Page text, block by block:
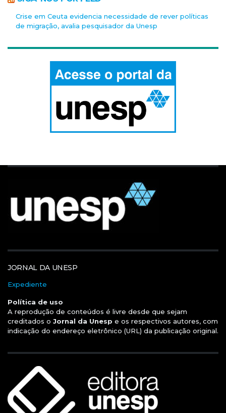
Crise em Ceuta evidencia necessidade de rever políticas
de migração, avalia pesquisador da Unesp
JORNAL DA UNESP
Expediente
Política de uso
A reprodução de conteúdos é livre desde que sejam
creditados o Jornal da Unesp e os respectivos autores, com
indicação do endereço eletrônico (URL) da publicação original.